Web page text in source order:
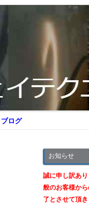
ブログ
お知らせ
誠に申し訳あ
般のお客様か
了とさせて頂き